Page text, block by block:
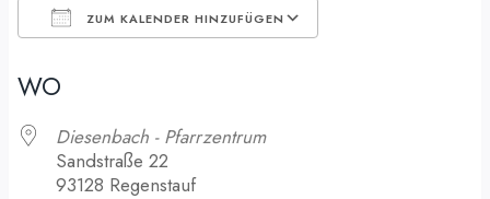
ZUM KALENDER HINZUFÜGEN
WO
Diesenbach - Pfarrzentrum
Sandstraße 22
93128 Regenstauf